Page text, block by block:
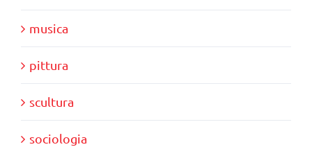
musica
pittura
scultura
sociologia